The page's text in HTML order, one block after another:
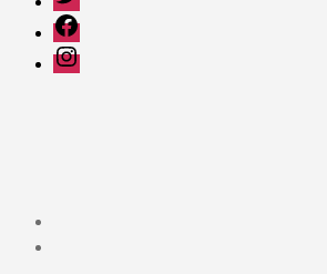
Facebook
Instagram